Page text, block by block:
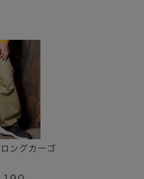
ングカーゴ